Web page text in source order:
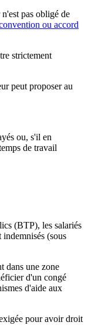
pas obligé de
ou accord
strictement
peut proposer au
ou, s'il en
de travail
(BTP), les salariés
(sous
dans une zone
d'un congé
d'aide aux
pour avoir droit